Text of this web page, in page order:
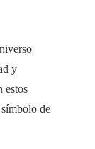
y
estos
de